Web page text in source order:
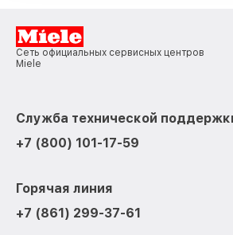
Сеть официальных сервисных центров
Miele
Служба технической
+7 (800) 101-17-59
Горячая линия
+7 (861) 299-37-61